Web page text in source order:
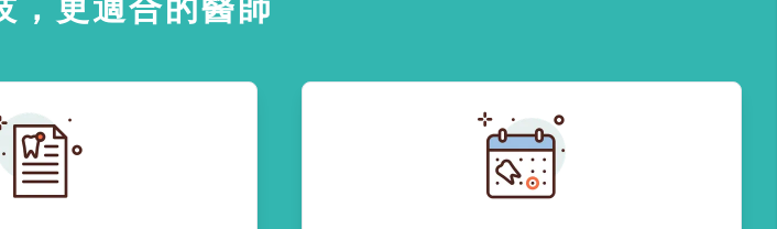
，更適合的醫師